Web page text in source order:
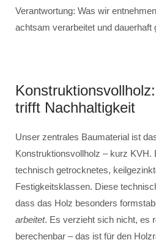
Verantwortung: Was wir
achtsam verarbeitet und dauerhaft
trifft Nachhaltigkeit
Unser zentrales Baumaterial ist
Konstruktionsvollholz – kurz KVH.
technisch getrocknetes,
Festigkeitsklassen. Diese
dass das Holz besonders
arbeitet. Es verzieht sich nicht, es
berechenbar – das ist für den